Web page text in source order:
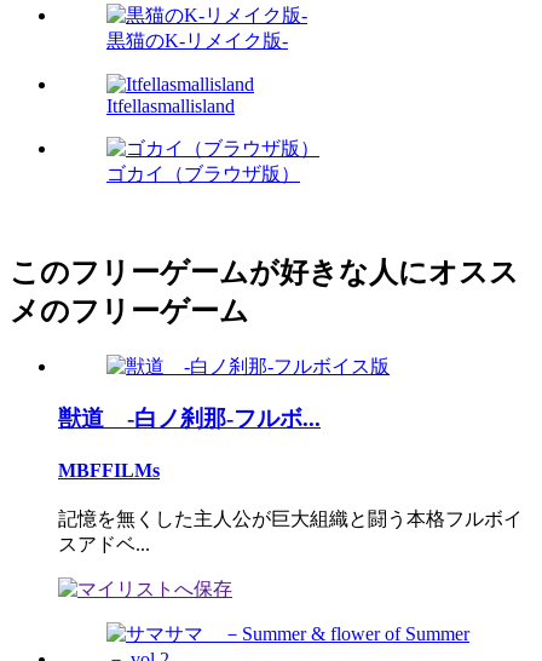
黒猫のK-リメイク版-
Itfellasmallisland
ゴカイ（ブラウザ版）
このフリーゲームが好きな人にオスス
メのフリーゲーム
獣道 -白ノ刹那-フルボ...
MBFFILMs
記憶を無くした主人公が巨大組織と闘う本格フルボイ
スアドベ...